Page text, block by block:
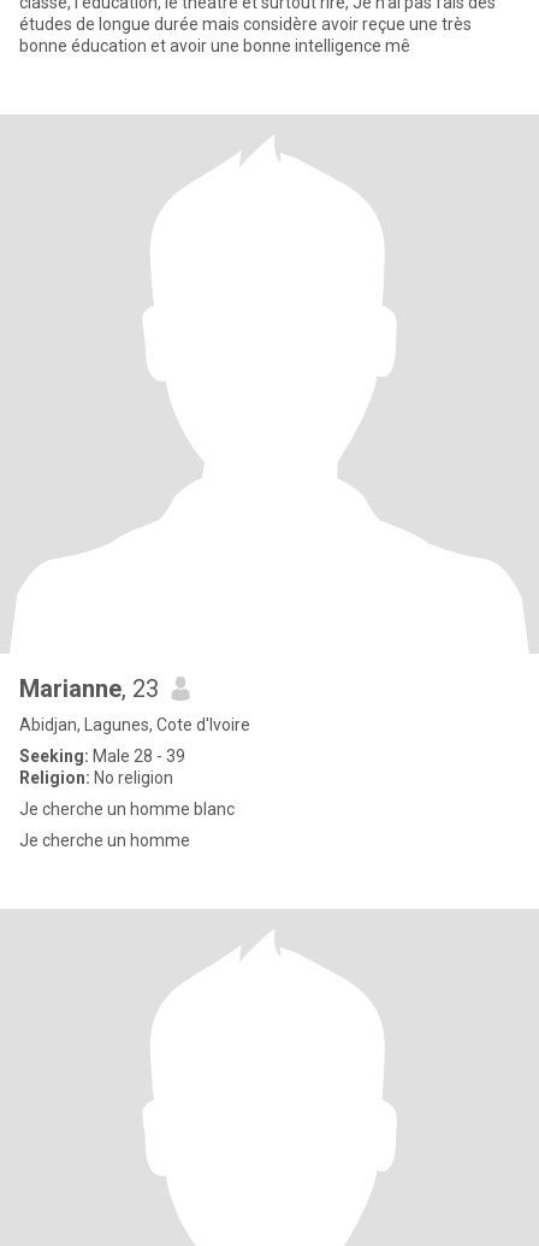
études de longue durée mais considère avoir reçue une très
bonne éducation et avoir une bonne intelligence mê
Marianne, 23
Abidjan, Lagunes, Cote d'Ivoire
Seeking: Male 28 - 39
Religion: No religion
Je cherche un homme blanc
Je cherche un homme